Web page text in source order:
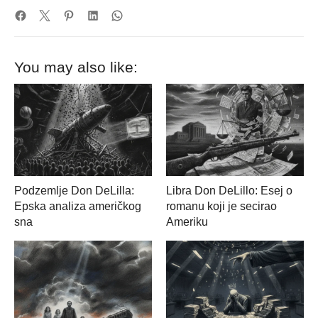
You may also like:
Podzemlje Don DeLilla:
Epska analiza američkog
sna
Libra Don DeLillo: Esej o
romanu koji je secirao
Ameriku